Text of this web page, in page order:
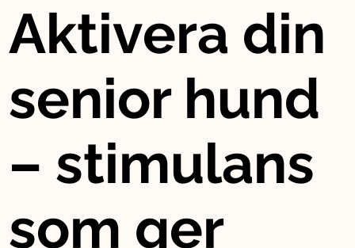
Aktivera din
senior hund
– stimulans
som ger